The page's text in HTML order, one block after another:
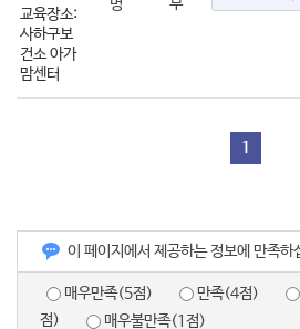
교육장소:
사하구보
건소 아가
맘센터
명
부
1
이 페이지에서 제공하는 정보에 만족하
매우만족(5점) 만족(4점)
점)
매우불만족(1점)